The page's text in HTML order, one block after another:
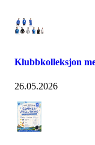
Klubbkolleksjon
26.05.2026